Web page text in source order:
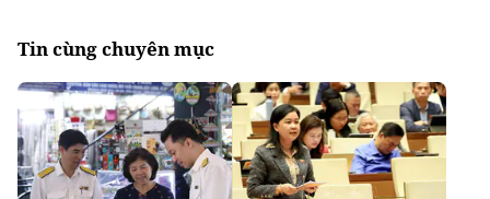
Tin cùng chuyên mục